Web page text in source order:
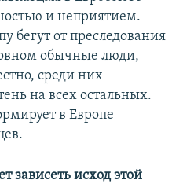
и неприятием.
бегут от преследования
обычные люди,
среди них
на всех остальных.
в Европе
зависеть исход этой